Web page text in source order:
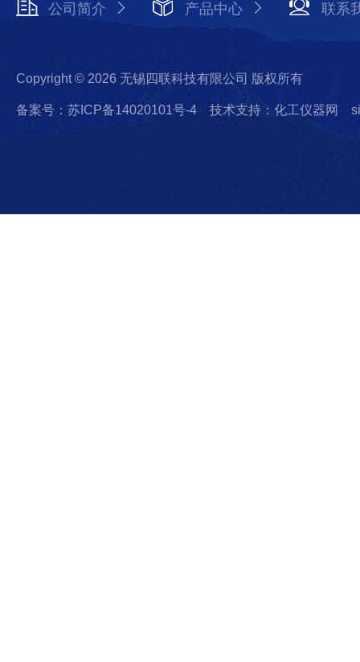
公司简介 产品中心 联系
Copyright © 2026 无锡四联科技有限公司 版权所有
备案号：苏ICP备14020101号-4 技术支持：化工仪器网